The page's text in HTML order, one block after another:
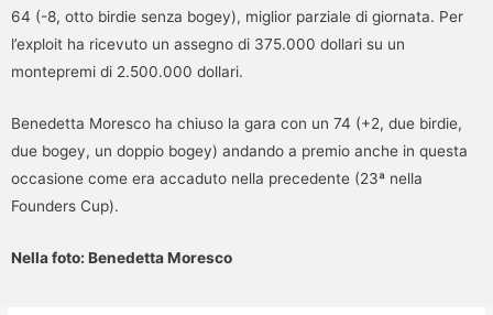
64 (-8, otto birdie senza bogey), miglior parziale di giornata. Per
l’exploit ha ricevuto un assegno di 375.000 dollari su un
montepremi di 2.500.000 dollari.
Benedetta Moresco ha chiuso la gara con un 74 (+2, due birdie,
due bogey, un doppio bogey) andando a premio anche in questa
occasione come era accaduto nella precedente (23ª nella
Founders Cup).
Nella foto: Benedetta Moresco